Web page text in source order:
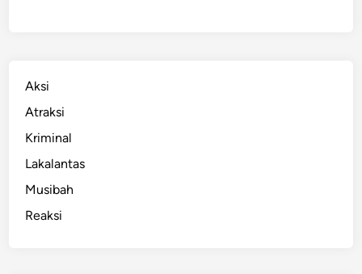
Aksi
Atraksi
Kriminal
Lakalantas
Musibah
Reaksi